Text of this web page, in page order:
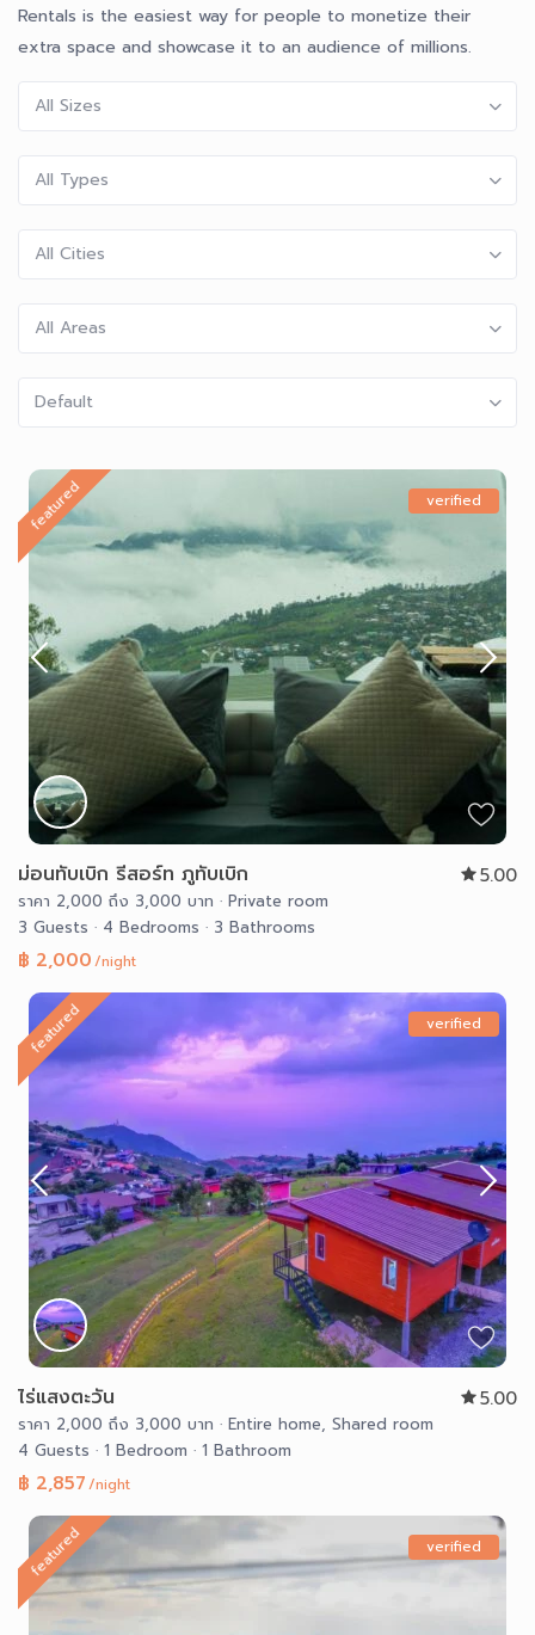
Rentals is the easiest way for people to monetize their
extra space and showcase it to an audience of millions.
All Sizes
All Types
All Cities
All Areas
Default
featured verified
ม่อนทับเบิก รีสอร์ท ภูทับเบิก 5.00
ราคา 2,000 ถึง 3,000 บาท · Private room
3 Guests· 4 Bedrooms· 3 Bathrooms
฿ 2,000/night
featured verified
ไร่แสงตะวัน 5.00
ราคา 2,000 ถึง 3,000 บาท · Entire home,Shared room
4 Guests· 1 Bedroom· 1 Bathroom
฿ 2,857/night
featured verified